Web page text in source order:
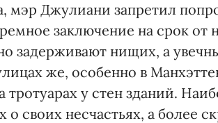
мэр Джулиани запретил
заключение на срок от
задерживают нищих, а
же, особенно в
у стен зданий.
своих несчастьях, а более